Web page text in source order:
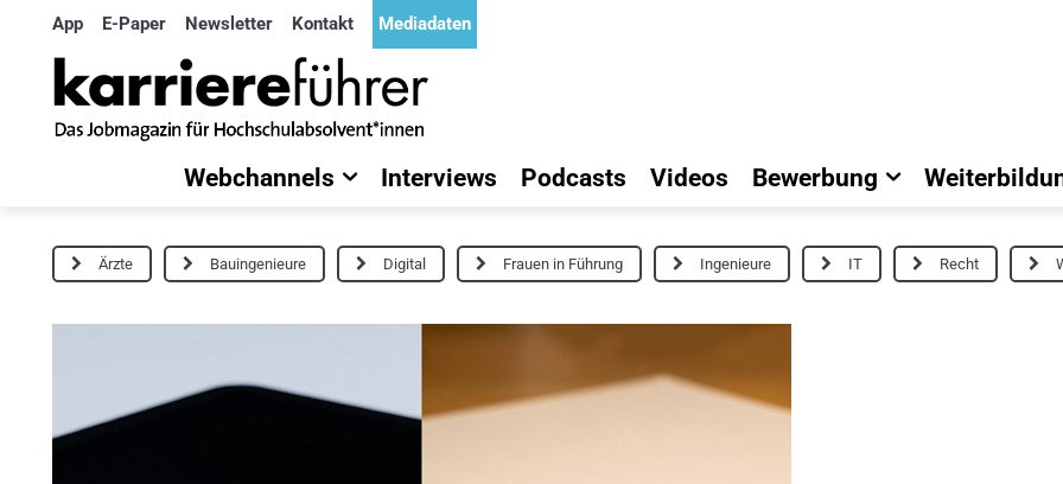
App E-Paper Newsletter Kontakt Mediadaten
Webchannels Interviews Podcasts Videos Bewerbung
Ärzte Bauingenieure Digital Frauen in Führung Ingenieure IT Recht